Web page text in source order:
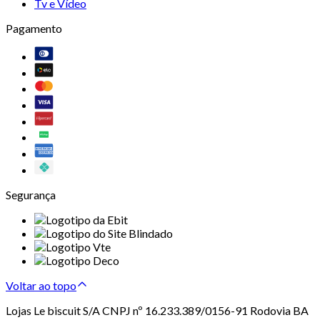
Tv e Vídeo
Pagamento
Segurança
Voltar ao topo
Lojas Le biscuit S/A CNPJ nº 16.233.389/0156-91 Rodovia BA